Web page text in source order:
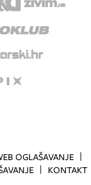
OGLAŠAVANJE
KONTAKT